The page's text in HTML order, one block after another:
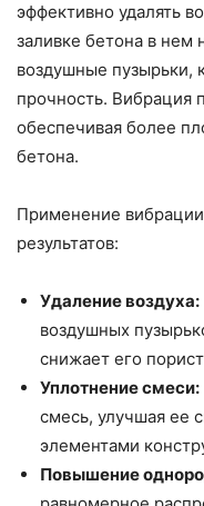
эффективно удалять
заливке бетона в нем
воздушные пузырьки,
прочность. Вибрация
обеспечивая более
бетона.
Применение
результатов:
Удаление воздуха:
воздушных
снижает его
Уплотнение смеси:
смесь, улучшая ее
элементами
Повышение